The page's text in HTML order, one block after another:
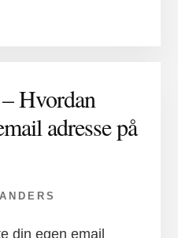
Hvordan
adresse på
ANDERS
din egen email